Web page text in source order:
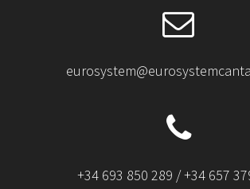
+34 693 850 289 / +34 657